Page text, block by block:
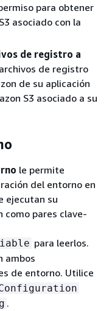
para obtener
asociado con la
de registro a
de registro
de su aplicación
S3 asociado a su
le permite
del entorno en
ejecutan su
como pares clave-
para leerlos.
ambos
de entorno. Utilice
.